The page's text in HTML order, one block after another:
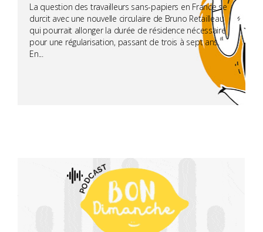
La question des travailleurs sans-papiers en France se
durcit avec une nouvelle circulaire de Bruno Retailleau
qui pourrait allonger la durée de résidence nécessaire
pour une régularisation, passant de trois à sept ans.
En...